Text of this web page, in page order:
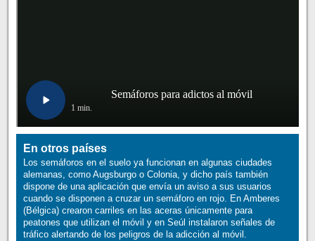
En otros países
Los semáforos en el suelo ya funcionan en algunas ciudades
alemanas, como Augsburgo o Colonia, y dicho país también
dispone de una aplicación que envía un aviso a sus usuarios
cuando se disponen a cruzar un semáforo en rojo. En Amberes
(Bélgica) crearon carriles en las aceras únicamente para
peatones que utilizan el móvil y en Seúl instalaron señales de
tráfico alertando de los peligros de la adicción al móvil.